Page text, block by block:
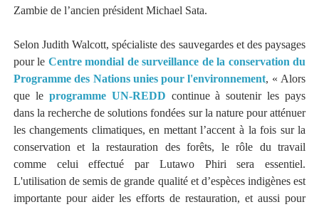
Zambie de l’ancien président Michael Sata.
Selon Judith Walcott, spécialiste des sauvegardes et des paysages
pour le Centre mondial de surveillance de la conservation du
Programme des Nations unies pour l'environnement, « Alors
que le programme UN-REDD continue à soutenir les pays
dans la recherche de solutions fondées sur la nature pour atténuer
les changements climatiques, en mettant l’accent à la fois sur la
conservation et la restauration des forêts, le rôle du travail
comme celui effectué par Lutawo Phiri sera essentiel.
L'utilisation de semis de grande qualité et d’espèces indigènes est
importante pour aider les efforts de restauration, et aussi pour